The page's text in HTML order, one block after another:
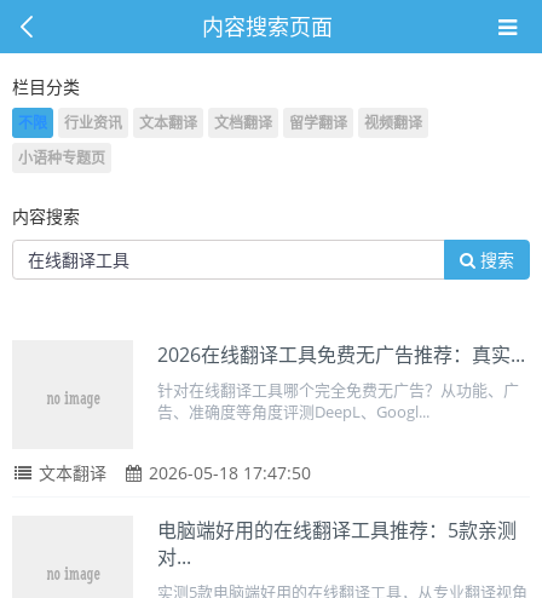
内容搜索页面
栏目分类
不限 行业资讯 文本翻译 文档翻译 留学翻译
视频翻译
小语种专题页
内容搜索
搜索
2026在线翻译工具免费无广告推荐：真实...
针对在线翻译工具哪个完全免费无广告？从功能、广
告、准确度等角度评测DeepL、Googl...
文本翻译 2026-05-18 17:47:50
电脑端好用的在线翻译工具推荐：5款亲测
对...
实测5款电脑端好用的在线翻译工具，从专业翻译视角